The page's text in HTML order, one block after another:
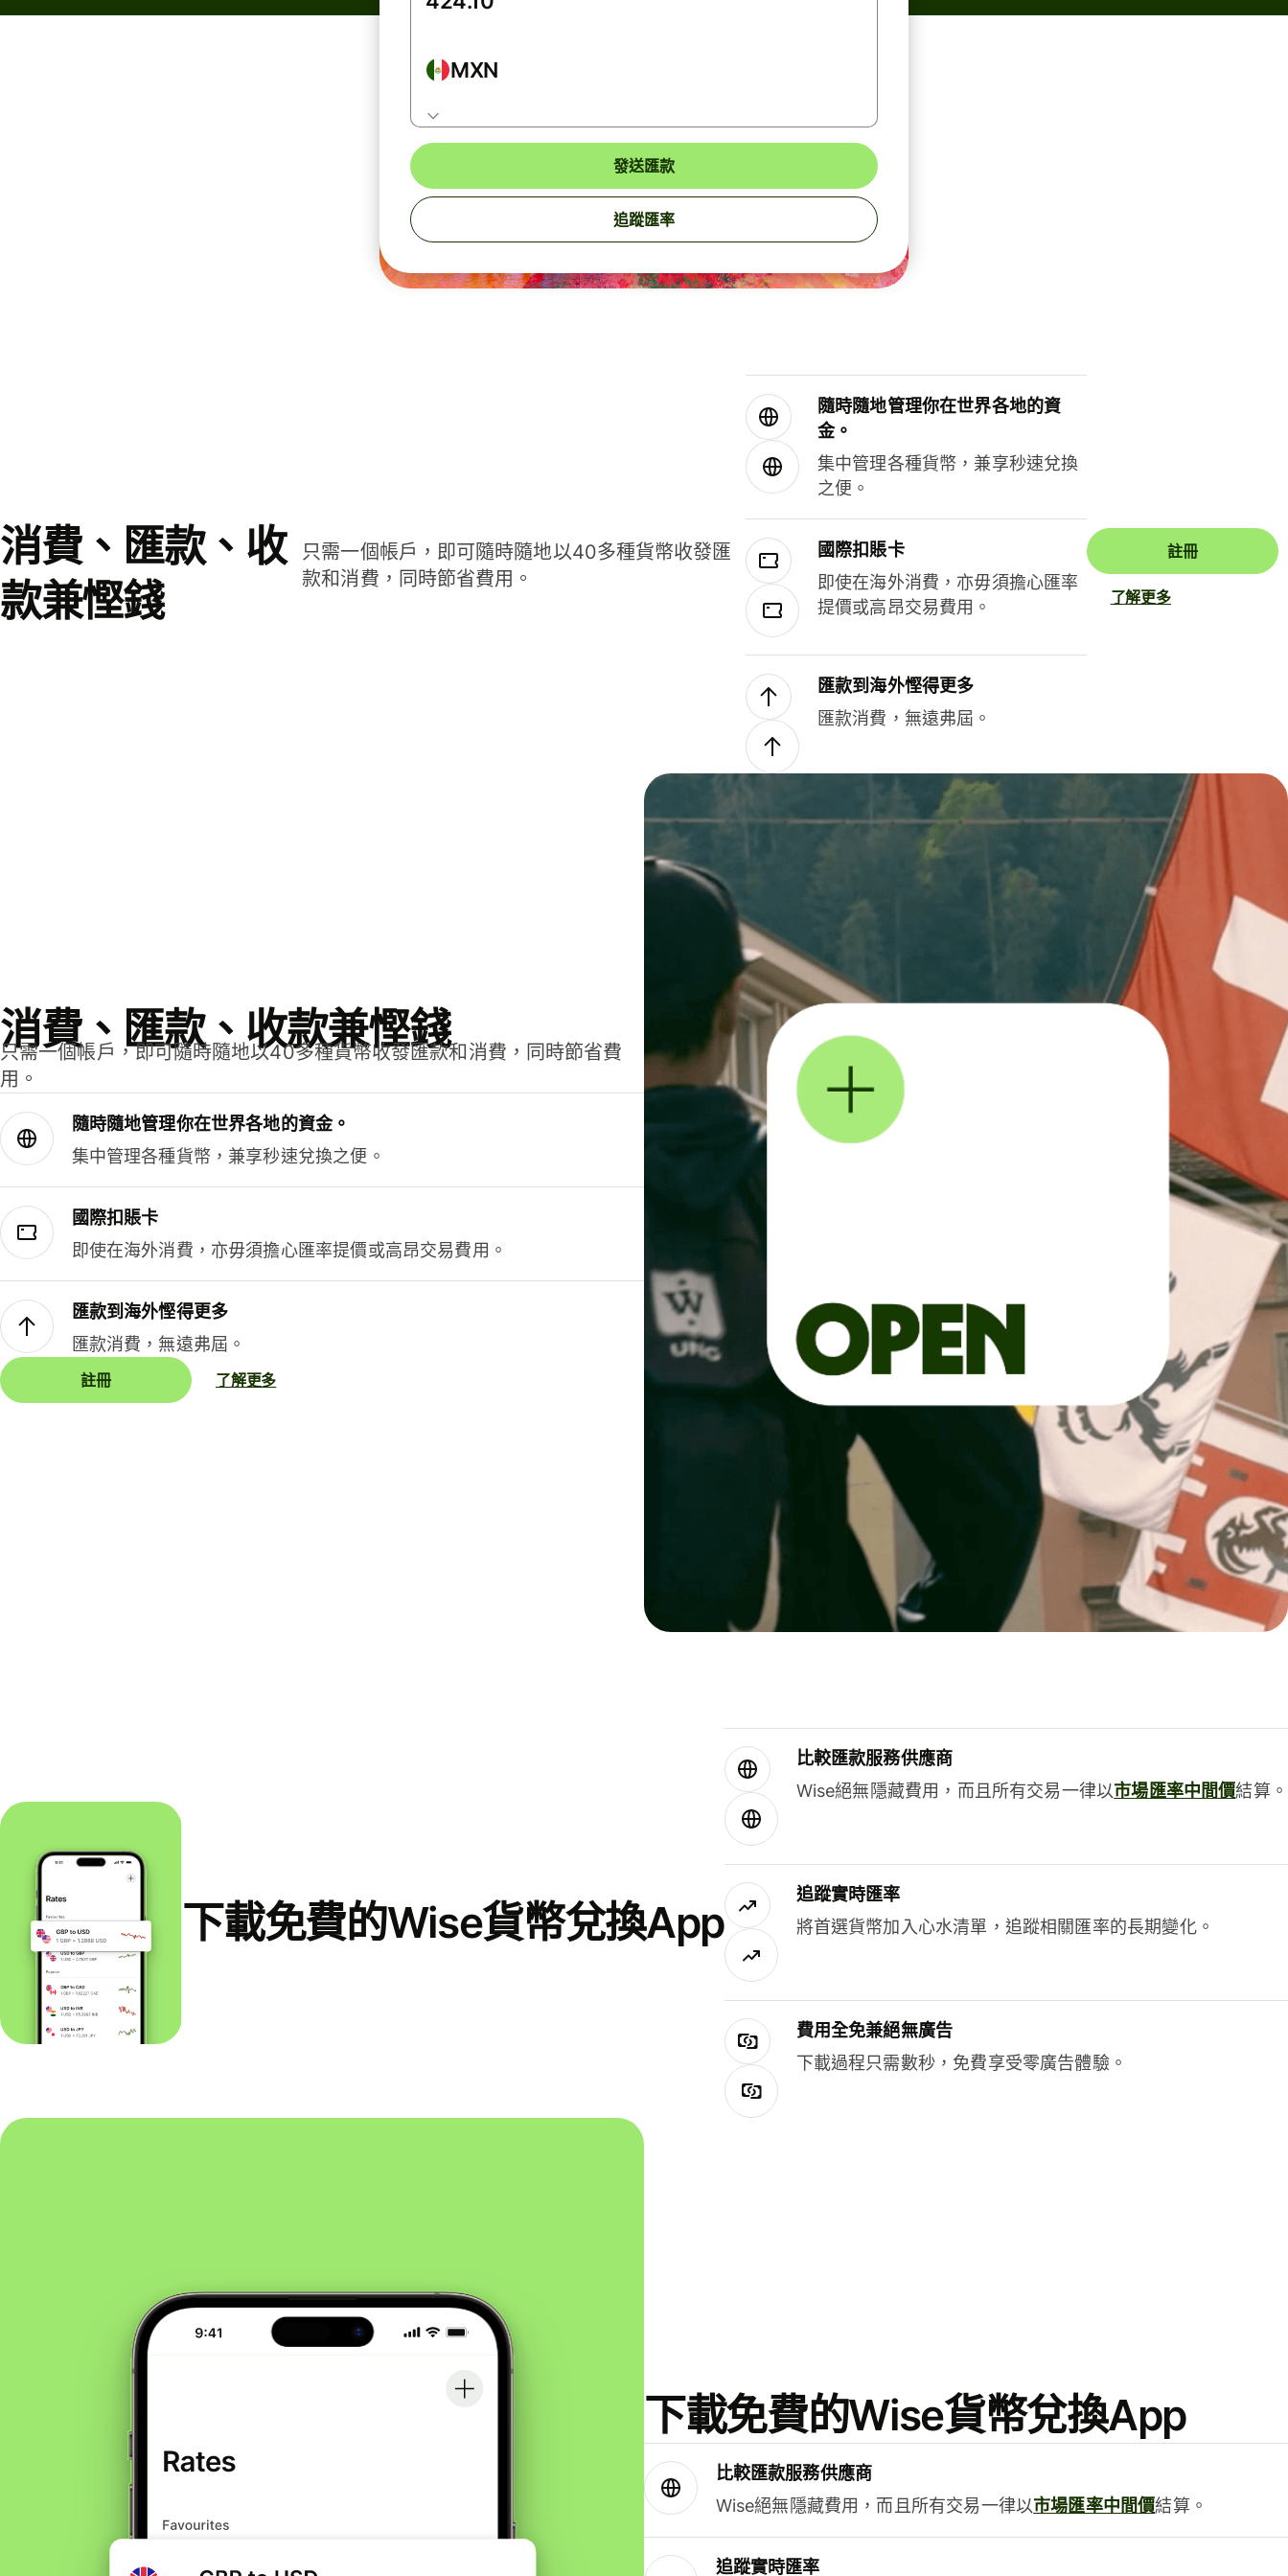
MXN
發送匯款
追蹤匯率
消費、匯款、收
款兼慳錢
只需一個帳戶，即可隨時隨地以40多種貨幣收發匯
款和消費，同時節省費用。
隨時隨地管理你在世界各地的資
金。
集中管理各種貨幣，兼享秒速兌換
之便。
國際扣賬卡
即使在海外消費，亦毋須擔心匯率
提價或高昂交易費用。
匯款到海外慳得更多
匯款消費，無遠弗屆。
註冊
了解更多
消費、匯款、收款兼慳錢
只需一個帳戶，即可隨時隨地以40多種貨幣收發匯款和消費，同時節省費
用。
隨時隨地管理你在世界各地的資金。
集中管理各種貨幣，兼享秒速兌換之便。
國際扣賬卡
即使在海外消費，亦毋須擔心匯率提價或高昂交易費用。
匯款到海外慳得更多
匯款消費，無遠弗屆。
註冊 了解更多
下載免費的Wise貨幣兌換App
比較匯款服務供應商
Wise絕無隱藏費用，而且所有交易一律以市場匯率中間價結算。
追蹤實時匯率
將首選貨幣加入心水清單，追蹤相關匯率的長期變化。
費用全免兼絕無廣告
下載過程只需數秒，免費享受零廣告體驗。
下載免費的Wise貨幣兌換App
比較匯款服務供應商
Wise絕無隱藏費用，而且所有交易一律以市場匯率中間價結算。
追蹤實時匯率